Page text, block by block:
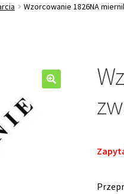
Wzorcowanie 1826NA